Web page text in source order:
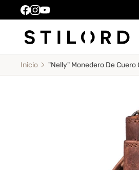
Inicio "Nelly" Monedero De